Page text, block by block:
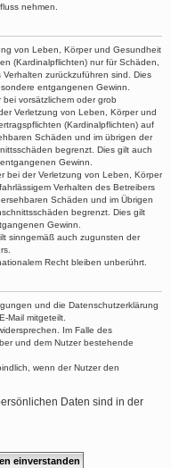
nehmen.
von Leben, Körper und Gesundheit
(Kardinalpflichten) nur für Schäden,
zurückzuführen sind. Dies
entgangenen Gewinn.
vorsätzlichem oder grob
Verletzung von Leben, Körper und
(Kardinalpflichten) auf
Schäden und im übrigen der
begrenzt. Dies gilt auch
Gewinn.
bei der Verletzung von Leben, Körper
Verhalten des Betreibers
Schäden und im Übrigen
begrenzt. Dies gilt
Gewinn.
sinngemäß auch zugunsten der
Recht bleiben unberührt.
und die Datenschutzerklärung
Mail mitgeteilt.
Im Falle des
und dem Nutzer bestehende
wenn der Nutzer den
Daten sind in der